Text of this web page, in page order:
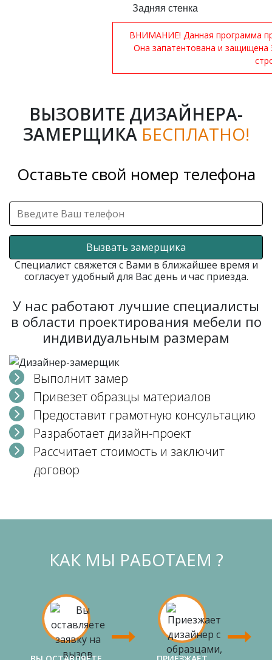
Задняя стенка
ВНИМАНИЕ! Данная программа
Она запатентована и
ВЫЗОВИТЕ ДИЗАЙНЕРА-
ЗАМЕРЩИКА БЕСПЛАТНО!
Оставьте свой номер телефона
Вызвать замерщика
Специалист свяжется с Вами в ближайшее время и
согласует удобный для Вас день и час приезда.
У нас работают лучшие специалисты
в области проектирования мебели по
индивидуальным размерам
Выполнит замер
Привезет образцы материалов
Предоставит грамотную консультацию
Разработает дизайн-проект
Рассчитает стоимость и заключит
договор
КАК МЫ РАБОТАЕМ ?